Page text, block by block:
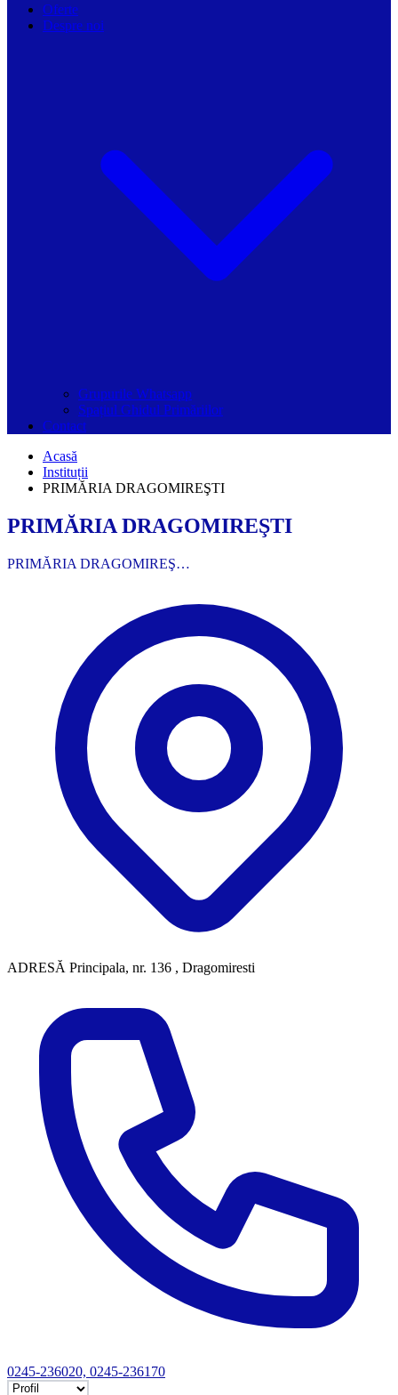
Oferte
Despre noi
Grupurile Whatsapp
Spațiul Ghidul Primăriilor
Contact
Acasă
Instituții
PRIMĂRIA DRAGOMIREŞTI
PRIMĂRIA DRAGOMIREŞTI
PRIMĂRIA DRAGOMIREŞ…
ADRESĂ Principala, nr. 136 , Dragomiresti
0245-236020, 0245-236170
Selectează tab